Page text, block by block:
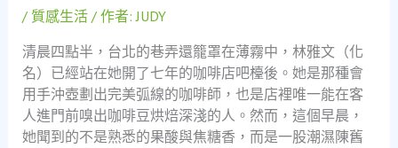
/ 質感生活/ 作者:JUDY
清晨四點半，台北的巷弄還籠罩在薄霧中，林雅文（化
名）已經站在她開了七年的咖啡店吧檯後。她是那種會
用手沖壺劃出完美弧線的咖啡師，也是店裡唯一能在客
人進門前嗅出咖啡豆烘焙深淺的人。然而，這個早晨，
她聞到的不是熟悉的果酸與焦糖香，而是一股潮濕陳舊